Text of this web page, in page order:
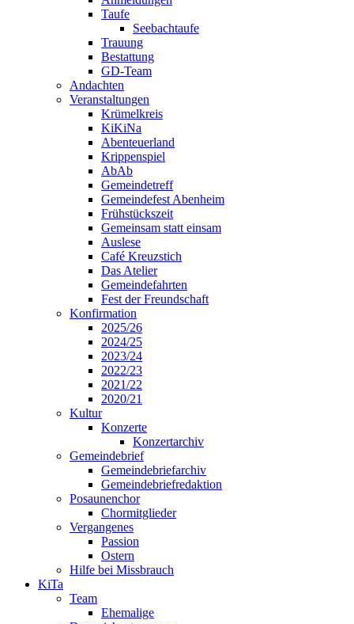
Taufe
Seebachtaufe
Trauung
Bestattung
GD-Team
Andachten
Veranstaltungen
Krümelkreis
KiKiNa
Abenteuerland
Krippenspiel
AbAb
Gemeindetreff
Gemeindefest Abenheim
Frühstückszeit
Gemeinsam statt einsam
Auslese
Café Kreuzstich
Das Atelier
Gemeindefahrten
Fest der Freundschaft
Konfirmation
2025/26
2024/25
2023/24
2022/23
2021/22
2020/21
Kultur
Konzerte
Konzertarchiv
Gemeindebrief
Gemeindebriefarchiv
Gemeindebriefredaktion
Posaunenchor
Chormitglieder
Vergangenes
Passion
Ostern
Hilfe bei Missbrauch
KiTa
Team
Ehemalige